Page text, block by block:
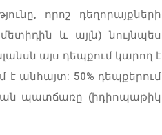
որոշ դեղորայքների
և այլն) նույնպես
այս դեպքում կարող է
անհայտ: 50% դեպքերում
պատճառը (իդիոպաթիկ